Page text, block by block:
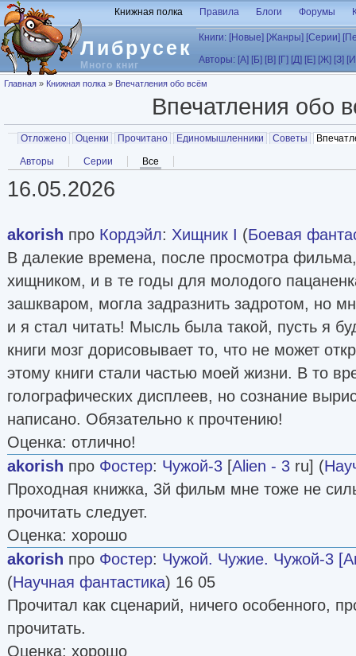
Перейти к основному содержанию
Либрусек
Много книг
Книжная полка Правила Блоги Форумы
Книги: [Новые] [Жанры] [Серии]
Авторы: [А] [Б] [В] [Г] [Д] [Е] [Ж] [З]
Вы здесь
Главная » Книжная полка » Впечатления обо всём
Впечатления обо
Главные вкладки
Отложено Оценки Прочитано Единомышленники Советы
Вторичные вкладки
Авторы Серии Все
16.05.2026
akorish про Кордэйл: Хищник I (Боевая
В далекие времена, после просмотра
хищником, и в те годы для молодого
зашкваром, могла задразнить задротом, но
и я стал читать! Мысль была такой, пусть я
книги мозг дорисовывает то, что не может
этому книги стали частью моей жизни. В то
голографических дисплеев, но сознание
написано. Обязательно к прочтению!
Оценка: отлично!
akorish про Фостер: Чужой-3 [Alien - 3 ru] (
Проходная книжка, 3й фильм мне тоже не
прочитать следует.
Оценка: хорошо
akorish про Фостер: Чужой. Чужие. Чужой-3
(Научная фантастика) 16 05
Прочитал как сценарий, ничего особенного,
прочитать.
Оценка: хорошо